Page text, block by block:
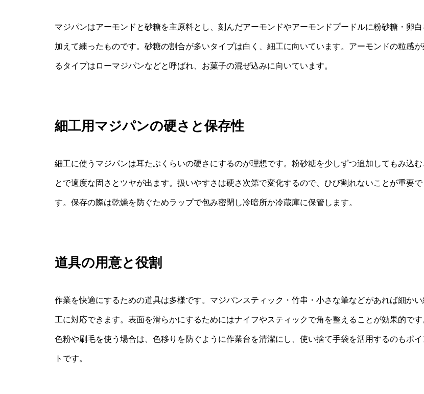
マジパンはアーモンドと砂糖を主原料とし、刻んだアーモンドやアーモンドプードルに粉砂糖・卵白
加えて練ったものです。砂糖の割合が多いタイプは白く、細工に向いています。アーモンドの粒感が
るタイプはローマジパンなどと呼ばれ、お菓子の混ぜ込みに向いています。
細工用マジパンの硬さと保存性
細工に使うマジパンは耳たぶくらいの硬さにするのが理想です。粉砂糖を少しずつ追加してもみ込む
とで適度な固さとツヤが出ます。扱いやすさは硬さ次第で変化するので、ひび割れないことが重要で
す。保存の際は乾燥を防ぐためラップで包み密閉し冷暗所か冷蔵庫に保管します。
道具の用意と役割
作業を快適にするための道具は多様です。マジパンスティック・竹串・小さな筆などがあれば細かい
工に対応できます。表面を滑らかにするためにはナイフやスティックで角を整えることが効果的です
色粉や刷毛を使う場合は、色移りを防ぐように作業台を清潔にし、使い捨て手袋を活用するのもポイ
トです。